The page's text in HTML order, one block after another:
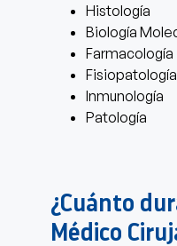
Histología
Biología
Farmacología
Fisiopatología
Inmunología
Patología
¿Cuánto
Médico